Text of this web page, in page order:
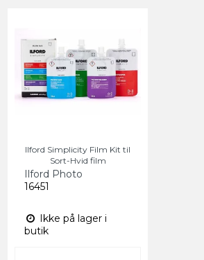
Ilford Simplicity Film Kit til
Sort-Hvid film
Ilford Photo
16451
Ikke på lager i
butik